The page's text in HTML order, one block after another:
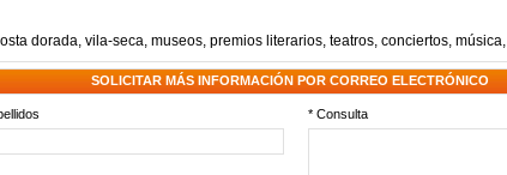
dorada, vila-seca, museos, premios literarios, teatros, conciertos, música,
SOLICITAR MÁS INFORMACIÓN POR CORREO ELECTRÓNICO
* Consulta